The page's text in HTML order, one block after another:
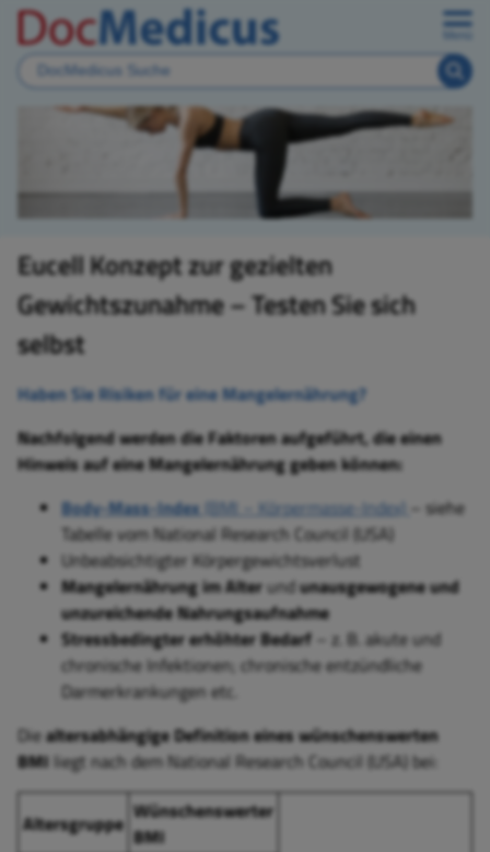
Eucell Konzept zur gezielten
Gewichtszunahme – Testen Sie sich
selbst
Haben Sie Risiken für eine Mangelernährung?
Nachfolgend werden die Faktoren aufgeführt, die einen
Hinweis auf eine Mangelernährung geben können:
Body-Mass-Index (BMI – Körpermasse-Index)
– siehe
Tabelle vom National Research Council (USA)
Unbeabsichtigter Körpergewichtsverlust
Mangelernährung im Alter undunausgewogene und
unzureichende Nahrungsaufnahme
Stressbedingter erhöhter Bedarf – z. B. akute und
chronische Infektionen; chronische entzündliche
Darmerkrankungen etc.
Diealtersabhängige Definition eines wünschenswerten
BMI liegt nach dem National Research Council (USA) bei:
Altersgruppe Wünschenswerter
BMI